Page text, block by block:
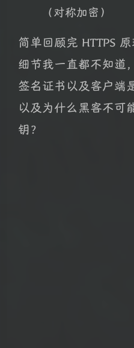
（对称加密）
简单回顾完 HTTPS
细节我一直都不知道
签名证书以及客户端
以及为什么黑客不可
钥？